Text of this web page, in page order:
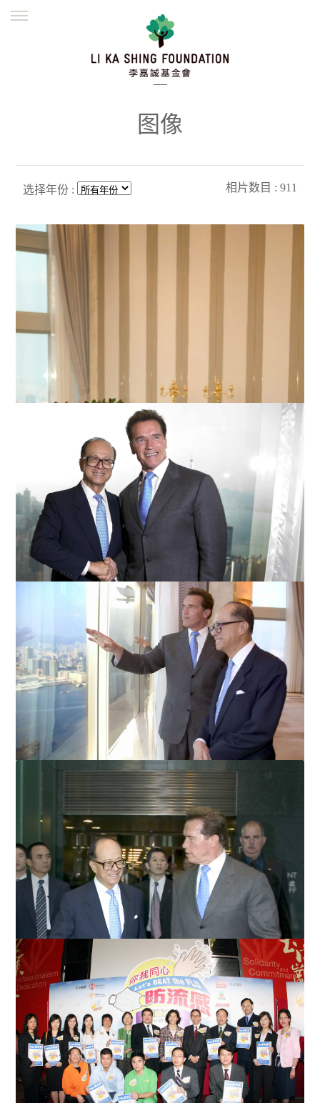
繁體
图像
选择年份 : 相片数目 : 911
州长在与李先生会面时不忘试用和记电讯的3G手机。
李先生与州长会面一小时，双方交谈甚欢。
李先生在长江中心向州长介绍维多利亚海港的秀丽景色。